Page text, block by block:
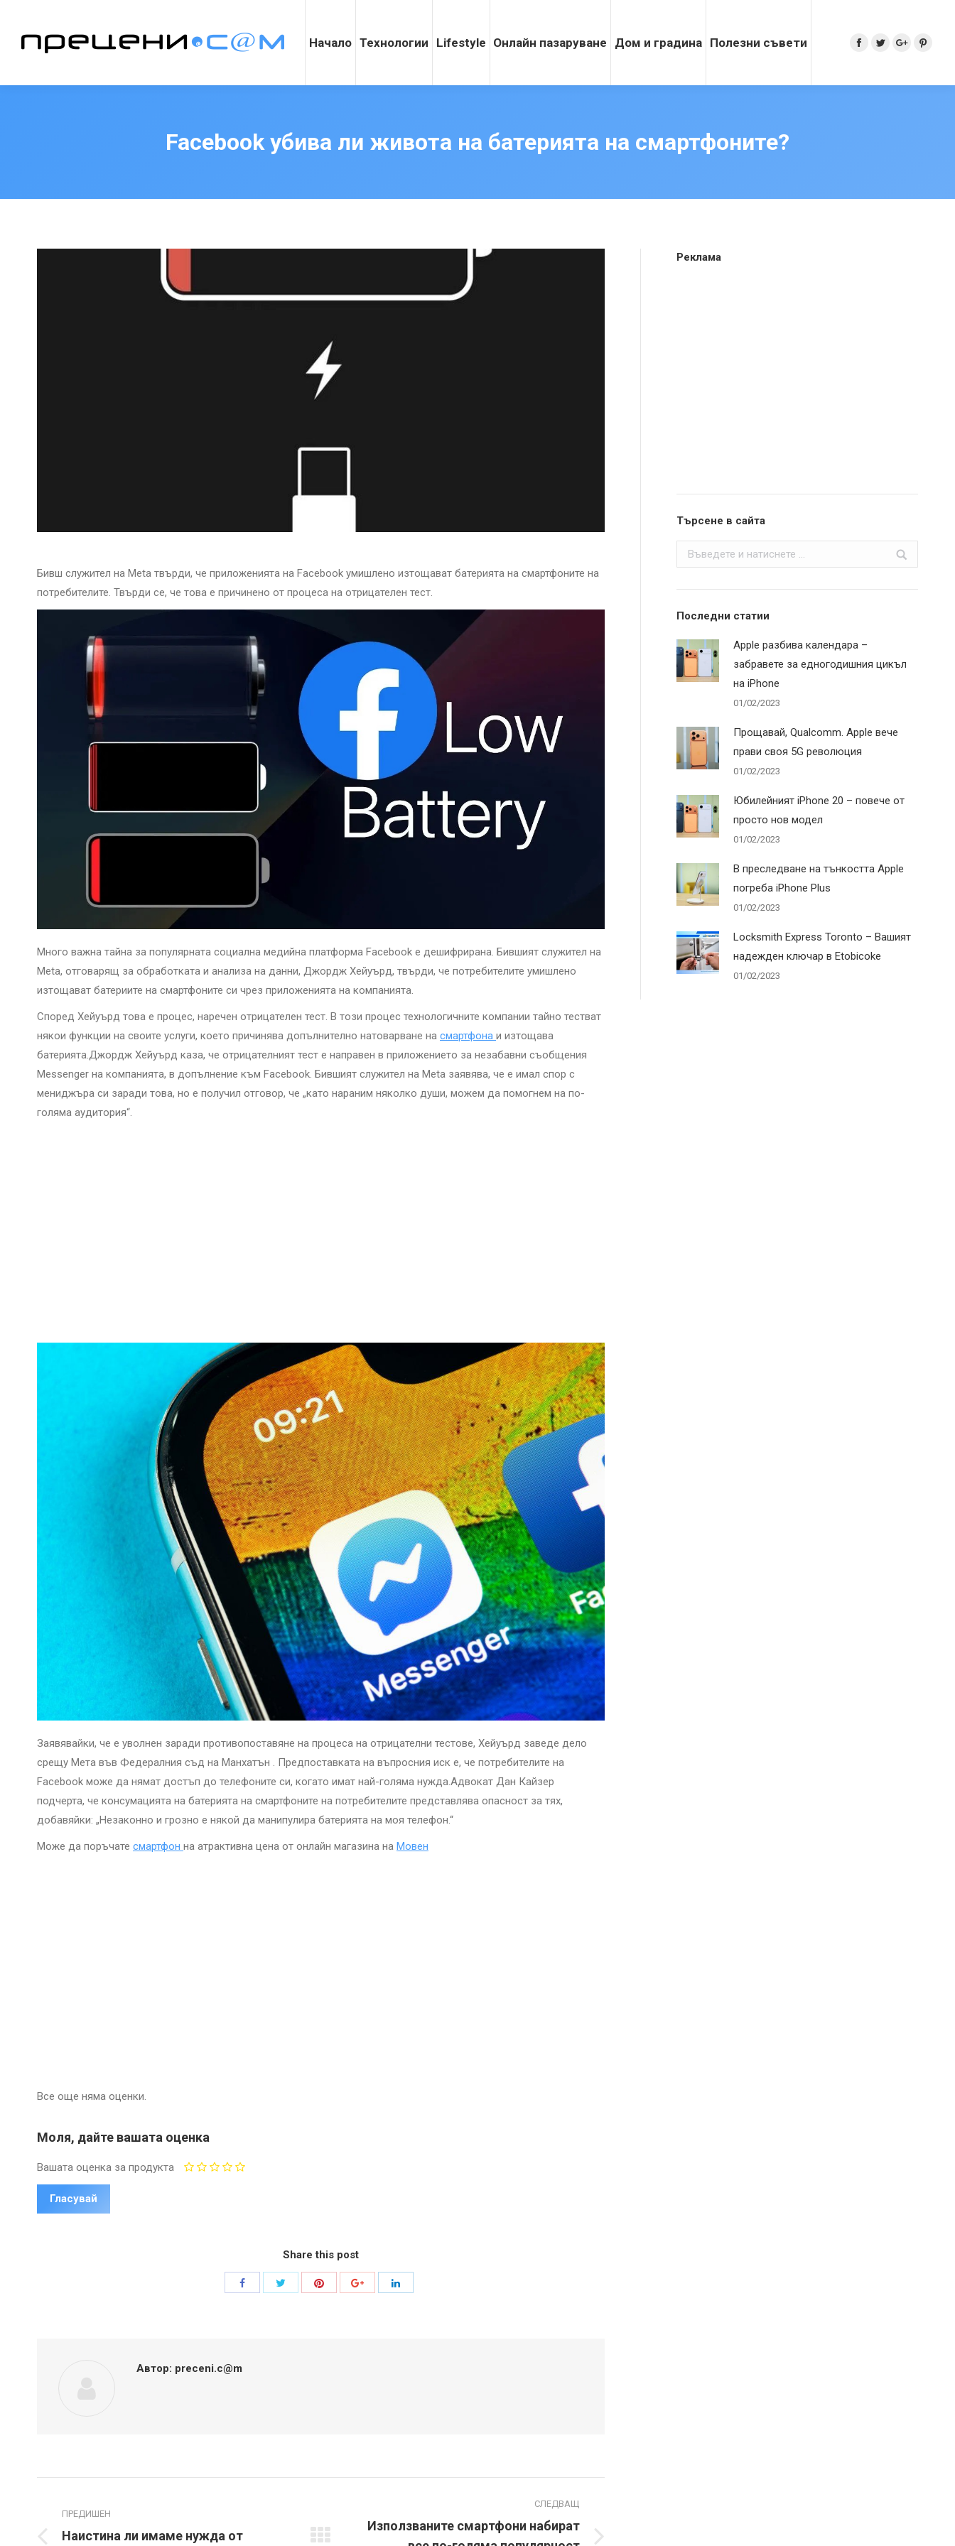
Начало Технологии Lifestyle Онлайн пазаруване Дом и градина Полезни съвети Search:Facebook
TwitterGoogle+
Facebook убива ли живота на батерията на смартфоните?
Бивш служител на Meta твърди, че приложенията на Facebook умишлено изтощават батерията на смартфоните на
потребителите. Твърди се, че това е причинено от процеса на отрицателен тест.
Много важна тайна за популярната социална медийна платформа Facebook е дешифрирана. Бившият служител на
Meta, отговарящ за обработката и анализа на данни, Джордж Хейуърд, твърди, че потребителите умишлено
изтощават батериите на смартфоните си чрез приложенията на компанията.
Според Хейуърд това е процес, наречен отрицателен тест. В този процес технологичните компании тайно тестват
някои функции на своите услуги, което причинява допълнително натоварване на смартфона и изтощава
батерията.Джордж Хейуърд каза, че отрицателният тест е направен в приложението за незабавни съобщения
Messenger на компанията, в допълнение към Facebook. Бившият служител на Meta заявява, че е имал спор с
мениджъра си заради това, но е получил отговор, че „като нараним няколко души, можем да помогнем на по-
голяма аудитория“.
Заявявайки, че е уволнен заради противопоставяне на процеса на отрицателни тестове, Хейуърд заведе дело
срещу Мета във Федералния съд на Манхатън . Предпоставката на въпросния иск е, че потребителите на
Facebook може да нямат достъп до телефоните си, когато имат най-голяма нужда.Адвокат Дан Кайзер
подчерта, че консумацията на батерията на смартфоните на потребителите представлява опасност за тях,
добавяйки: „Незаконно и грозно е някой да манипулира батерията на моя телефон.“
Може да поръчате смартфон на атрактивна цена от онлайн магазина на Мовен
Все още няма оценки.
Моля, дайте вашата оценка
Вашата оценка за продукта
Share this post
Автор: preceni.c@m
navigation
ПРЕДИШЕН
Наистина ли имаме нужда от
СЛЕДВАЩ
Използваните смартфони набират
Реклама
Търсене в сайта
Search:
Последни статии
Apple разбива календара –
забравете за едногодишния цикъл
на iPhone
01/02/2023
Прощавай, Qualcomm. Apple вече
прави своя 5G революция
01/02/2023
Юбилейният iPhone 20 – повече от
просто нов модел
01/02/2023
В преследване на тънкостта Apple
погреба iPhone Plus
01/02/2023
Locksmith Express Toronto – Вашият
надежден ключар в Etobicoke
01/02/2023